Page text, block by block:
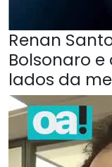
Renan
Bolsonaro e
lados da